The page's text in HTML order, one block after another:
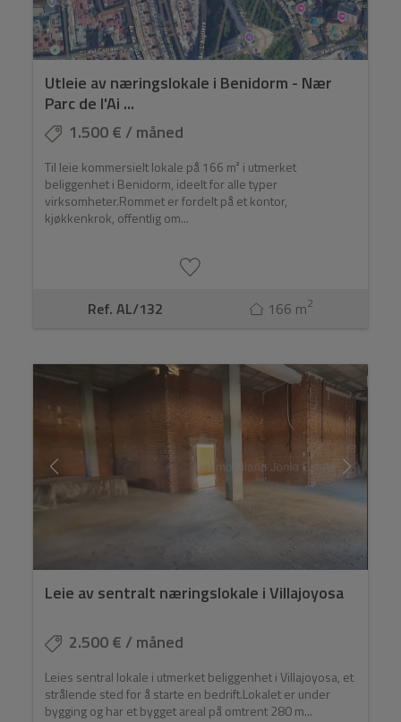
Utleie av næringslokale i Benidorm - Nær
Parc de l'Ai ...
1.500 € / måned
Til leie kommersielt lokale på 166 m² i utmerket
beliggenhet i Benidorm, ideelt for alle typer
virksomheter.Rommet er fordelt på et kontor,
kjøkkenkrok, offentlig om...
Ref. AL/132 166 m2
Leie av sentralt næringslokale i Villajoyosa
2.500 € / måned
Leies sentral lokale i utmerket beliggenhet i Villajoyosa, et
strålende sted for å starte en bedrift.Lokalet er under
bygging og har et bygget areal på omtrent 280 m...